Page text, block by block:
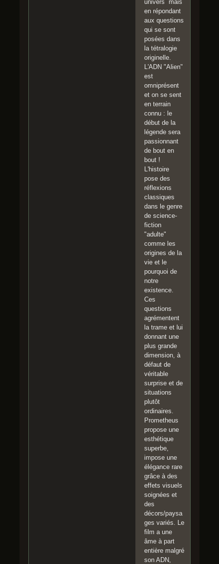
univers mais
en répondant
aux questions
qui se sont
posées dans
la tétralogie
originelle.
L'ADN "Alien"
est
omniprésent
et on se sent
en terrain
connu : le
début de la
légende sera
passionnant
de bout en
bout !
L'histoire
pose des
réflexions
classiques
dans le genre
de science-
fiction
"adulte"
comme les
origines de la
vie et le
pourquoi de
notre
existence.
Ces
questions
agrémentent
la trame et lui
donnant une
plus grande
dimension, à
défaut de
véritable
surprise et de
situations
plutôt
ordinaires.
Prometheus
propose une
esthétique
superbe,
impose une
élégance rare
grâce à des
effets visuels
soignées et
des
décors/paysa
ges variés. Le
film a une
âme à part
entière malgré
son ADN,